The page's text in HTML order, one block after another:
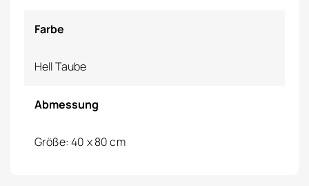
Farbe
Hell Taube
Abmessung
Größe: 40 x 80 cm